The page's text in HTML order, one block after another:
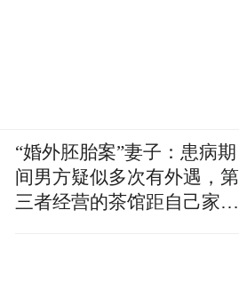
“婚外胚胎案”妻子：患病期
间男方疑似多次有外遇，第
三者经营的茶馆距自己家步